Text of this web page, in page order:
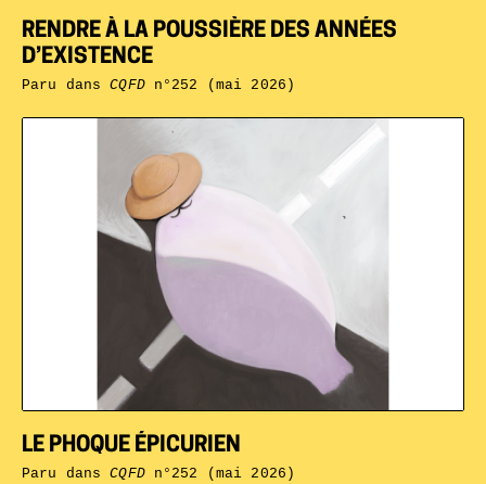
LE PHOQUE ÉPICURIEN
Paru dansCQFDn°252 (mai 2026)
RENDRE À LA POUSSIÈRE DES ANNÉES
D’EXISTENCE
Paru dansCQFDn°252 (mai 2026)